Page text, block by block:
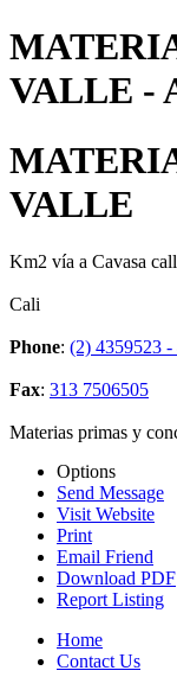
VALLE -
VALLE
Km2 vía a Cavasa
Cali
Phone: (2) 4359523 -
Fax: 313 7506505
Materias primas y
Options
Send Message
Visit Website
Print
Email Friend
Download PDF
Report Listing
Home
Contact Us